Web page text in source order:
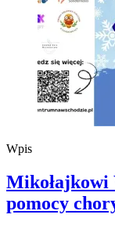
Wpis
Mikołajkowi
pomocy